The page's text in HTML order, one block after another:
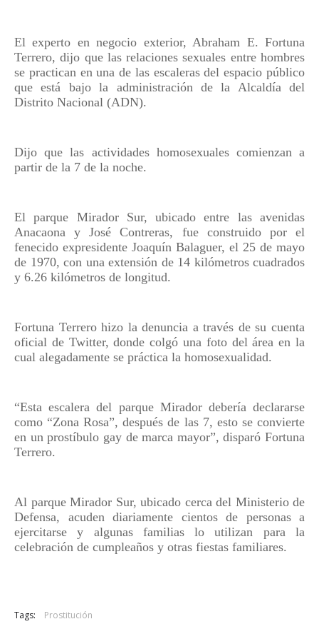
El experto en negocio exterior, Abraham E. Fortuna
Terrero, dijo que las relaciones sexuales entre hombres
se practican en una de las escaleras del espacio público
que está bajo la administración de la Alcaldía del
Distrito Nacional (ADN).
Dijo que las actividades homosexuales comienzan a
partir de la 7 de la noche.
El parque Mirador Sur, ubicado entre las avenidas
Anacaona y José Contreras, fue construido por el
fenecido expresidente Joaquín Balaguer, el 25 de mayo
de 1970, con una extensión de 14 kilómetros cuadrados
y 6.26 kilómetros de longitud.
Fortuna Terrero hizo la denuncia a través de su cuenta
oficial de Twitter, donde colgó una foto del área en la
cual alegadamente se práctica la homosexualidad.
“Esta escalera del parque Mirador debería declararse
como “Zona Rosa”, después de las 7, esto se convierte
en un prostíbulo gay de marca mayor”, disparó Fortuna
Terrero.
Al parque Mirador Sur, ubicado cerca del Ministerio de
Defensa, acuden diariamente cientos de personas a
ejercitarse y algunas familias lo utilizan para la
celebración de cumpleaños y otras fiestas familiares.
Tags: Prostitución